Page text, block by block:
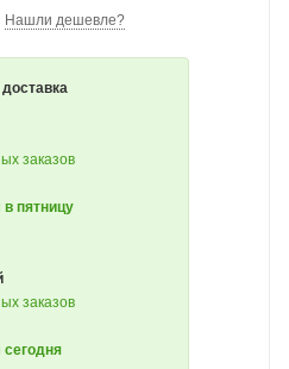
Нашли дешевле?
заказов
пятницу
заказов